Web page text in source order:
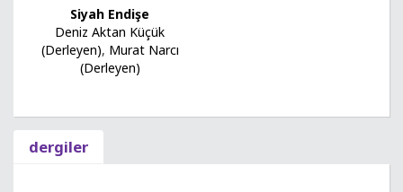
Siyah Endişe
Deniz Aktan Küçük
(Derleyen), Murat Narcı
(Derleyen)
dergiler